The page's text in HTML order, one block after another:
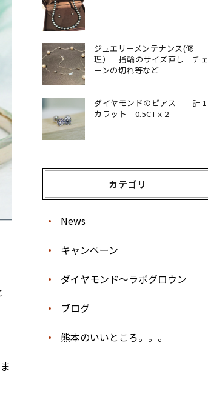
ジュエリーメンテナンス(修
理） 指輪のサイズ直し チェ
ーンの切れ等など
ダイヤモンドのピアス 計 1
カラット 0.5CTｘ2
カテゴリ
News
キャンペーン
ダイヤモンド〜ラボグロウン
ブログ
熊本のいいところ。。。